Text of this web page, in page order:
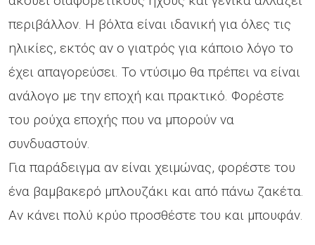
περιβάλλον. Η βόλτα είναι ιδανική για όλες τις
ηλικίες, εκτός αν ο γιατρός για κάποιο λόγο το
έχει απαγορεύσει. Το ντύσιμο θα πρέπει να είναι
ανάλογο με την εποχή και πρακτικό. Φορέστε
του ρούχα εποχής που να μπορούν να
συνδυαστούν.
Για παράδειγμα αν είναι χειμώνας, φορέστε του
ένα βαμβακερό μπλουζάκι και από πάνω ζακέτα.
Αν κάνει πολύ κρύο προσθέστε του και μπουφάν.